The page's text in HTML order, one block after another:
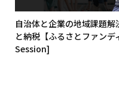
自治体と企業の地域課題
と納税【ふるさとファン
Session]